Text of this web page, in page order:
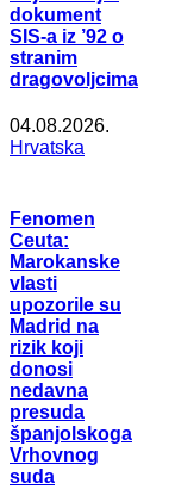
dokument
SIS-a iz ’92 o
stranim
dragovoljcima
04.08.2026.
Hrvatska
Fenomen
Ceuta:
Marokanske
vlasti
upozorile su
Madrid na
rizik koji
donosi
nedavna
presuda
španjolskoga
Vrhovnog
suda